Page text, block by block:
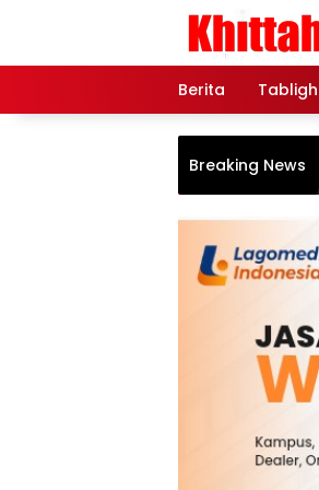
Berita Tabligh
Breaking News